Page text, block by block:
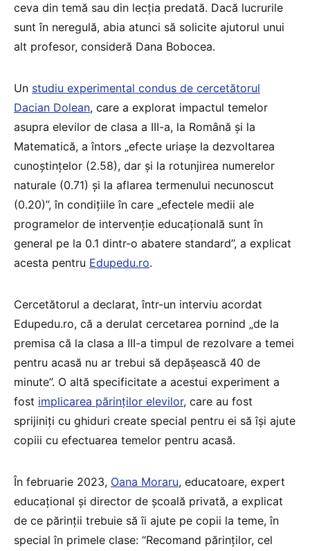
ceva din temă sau din lecția predată. Dacă lucrurile
sunt în neregulă, abia atunci să solicite ajutorul unui
alt profesor, consideră Dana Bobocea.
Un studiu experimental condus de cercetătorul
Dacian Dolean, care a explorat impactul temelor
asupra elevilor de clasa a III-a, la Română și la
Matematică, a întors „efecte uriașe la dezvoltarea
cunoștințelor (2.58), dar și la rotunjirea numerelor
naturale (0.71) și la aflarea termenului necunoscut
(0.20)”, în condițiile în care „efectele medii ale
programelor de intervenție educațională sunt în
general pe la 0.1 dintr-o abatere standard”, a explicat
acesta pentru Edupedu.ro.
Cercetătorul a declarat, într-un interviu acordat
Edupedu.ro, că a derulat cercetarea pornind „de la
premisa că la clasa a III-a timpul de rezolvare a temei
pentru acasă nu ar trebui să depășească 40 de
minute”. O altă specificitate a acestui experiment a
fost implicarea părinților elevilor, care au fost
sprijiniți cu ghiduri create special pentru ei să își ajute
copiii cu efectuarea temelor pentru acasă.
În februarie 2023, Oana Moraru, educatoare, expert
educațional și director de școală privată, a explicat
de ce părinții trebuie să îi ajute pe copii la teme, în
special în primele clase: “Recomand părinților, cel